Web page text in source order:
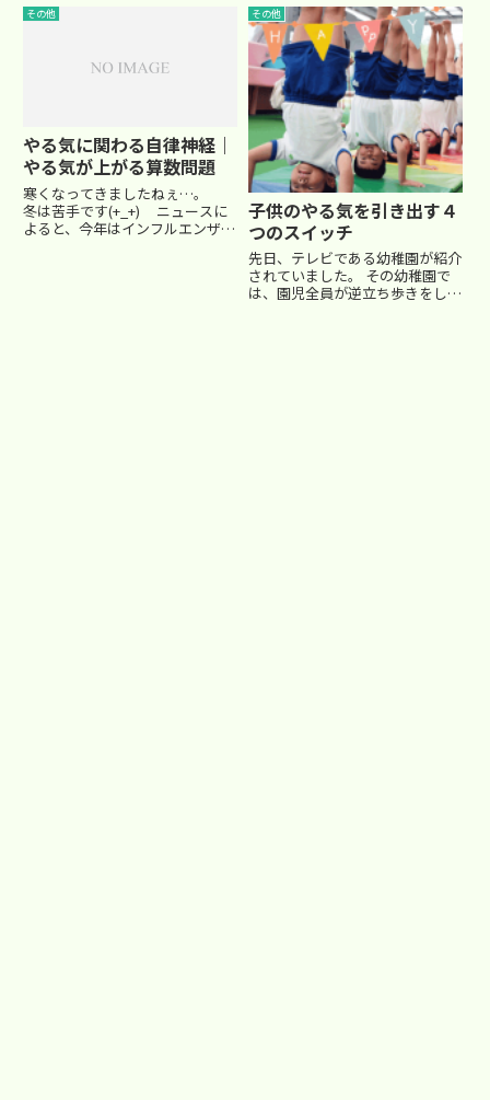
で、今回は出来る子、成功する子
の特徴を４つに絞ってみました。
特に先天的なものではなく、後天
的に養うことができる特徴に着
目...
その他
やる気に関わる自律神経｜
やる気が上がる算数問題
寒くなってきましたねぇ…。
冬は苦手です(+_+) ニュースに
よると、今年はインフルエンザの
その他
子供のやる気を引き出す４
つのスイッチ
先日、テレビである幼稚園が紹介
されていました。 その幼稚園で
は、園児全員が逆立ち歩きをした